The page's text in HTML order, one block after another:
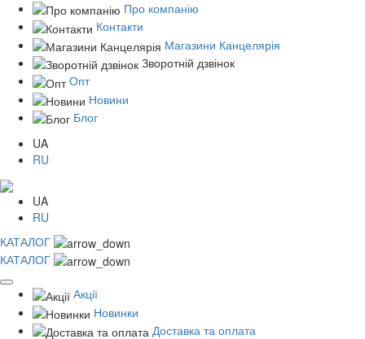
Про компанію
Контакти
Магазини Канцелярія
Зворотній дзвінок
Опт
Новини
Блог
UA
RU
UA
RU
КАТАЛОГ
КАТАЛОГ
Акції
Новинки
Доставка та оплата